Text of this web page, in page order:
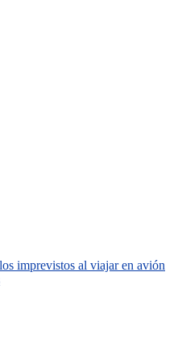
imprevistos al viajar en avión